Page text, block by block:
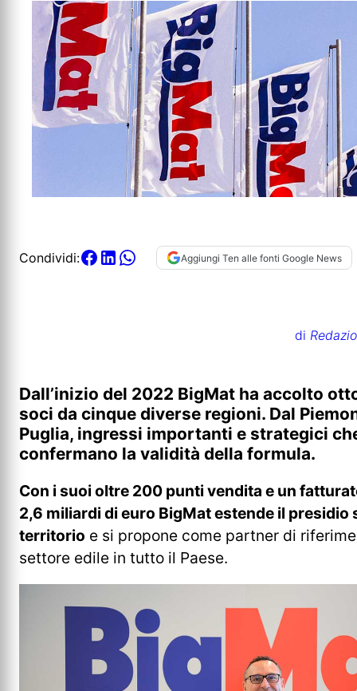
Condividi: Aggiungi Ten alle fonti Google News
di
Dall’inizio del 2022 BigMat ha accolto
soci da cinque diverse regioni. Dal
Puglia, ingressi importanti e strategici
confermano la validità della formula.
Con i suoi oltre 200 punti vendita e un
2,6 miliardi di euro BigMat estende il presidio
territorio e si propone come partner di
settore edile in tutto il Paese.